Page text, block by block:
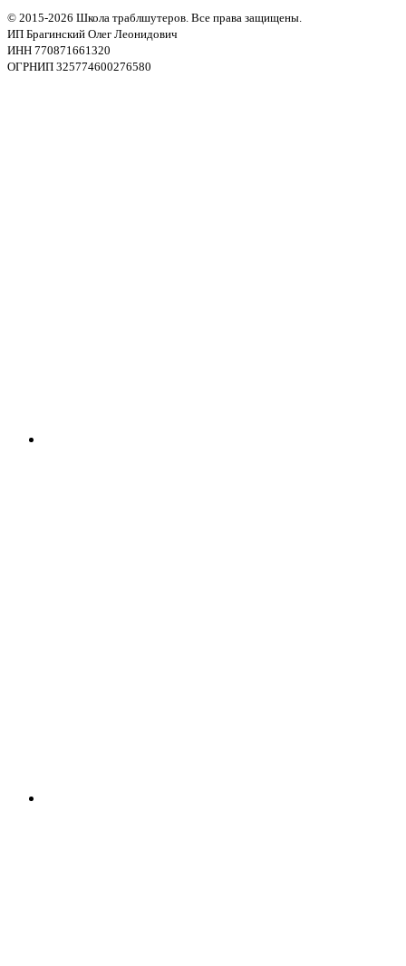
© 2015-2026 Школа траблшутеров. Все права защищены.
ИП Брагинский Олег Леонидович
ИНН 770871661320
ОГРНИП 325774600276580